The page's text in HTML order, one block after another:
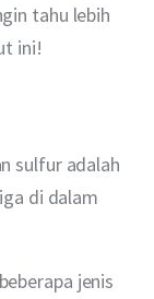
tahu lebih
ini!
sulfur adalah
di dalam
jenis